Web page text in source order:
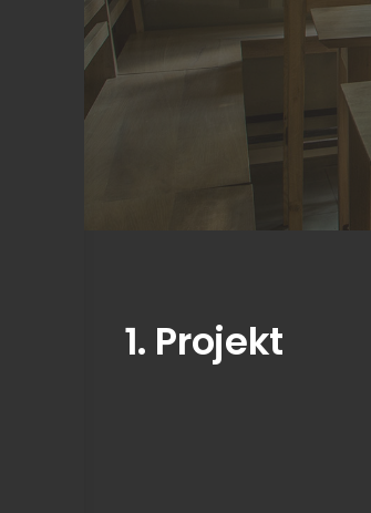
1. Projekt